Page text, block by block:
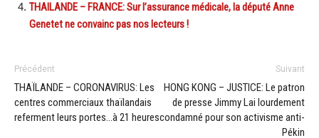
THAILANDE – FRANCE: Sur l’assurance médicale, la député Anne
Genetet ne convainc pas nos lecteurs !
Précédent
THAÏLANDE – CORONAVIRUS: Les
centres commerciaux thaïlandais
referment leurs portes…à 21 heures
Suivant
HONG KONG – JUSTICE: Le patron
de presse Jimmy Lai lourdement
condamné pour son activisme anti-
Pékin